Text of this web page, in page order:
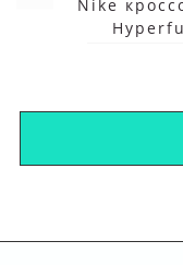
Nike